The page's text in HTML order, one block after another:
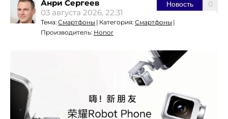
0
Новость
Анри Сергеев
03 августа 2026, 22:31
Тема: Смартфоны | Категория: Смартфоны |
Производитель: Honor